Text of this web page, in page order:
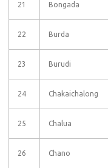
21 Bongada
22 Burda
23 Burudi
24 Chakaichalong
25 Chalua
26 Chano